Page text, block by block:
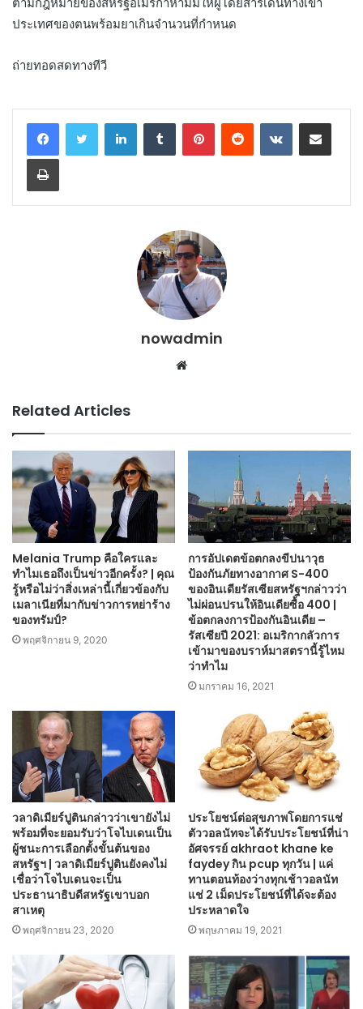
ตามกฎหมายของสหรัฐอเมริกาห้ามมิให้ผู้โดยสารเดินทางเข้า
ประเทศของตนพร้อมยาเกินจำนวนที่กำหนด
ถ่ายทอดสดทางทีวี
LinkedInTumblr PinterestReddit VKontakteShare via Email
Print
nowadmin
Website
Related Articles
Melania Trump คือใครและ
ทำไมเธอถึงเป็นข่าวอีกครั้ง? | คุณ
รู้หรือไม่ว่าสิ่งเหล่านี้เกี่ยวข้องกับ
เมลาเนียที่มากับข่าวการหย่าร้าง
ของทรัมป์?
พฤศจิกายน 9, 2020
การอัปเดตข้อตกลงขีปนาวุธ
ป้องกันภัยทางอากาศ S-400
ของอินเดียรัสเซียสหรัฐฯกล่าวว่า
ไม่ผ่อนปรนให้อินเดียซื้อ 400 |
ข้อตกลงการป้องกันอินเดีย –
รัสเซียปี 2021: อเมริกากลัวการ
เข้ามาของบราห์มาสตรานี้รู้ไหม
ว่าทำไม
มกราคม 16, 2021
วลาดิเมียร์ปูตินกล่าวว่าเขายังไม่
พร้อมที่จะยอมรับว่าโจไบเดนเป็น
ผู้ชนะการเลือกตั้งขั้นต้นของ
สหรัฐฯ | วลาดิเมียร์ปูตินยังคงไม่
เชื่อว่าโจไบเดนจะเป็น
ประธานาธิบดีสหรัฐเขาบอก
สาเหตุ
พฤศจิกายน 23, 2020
ประโยชน์ต่อสุขภาพโดยการแช่
ตัววอลนัทจะได้รับประโยชน์ที่น่า
อัศจรรย์ akhraot khane ke
faydey กิน pcup ทุกวัน | แค่
ทานตอนท้องว่างทุกเช้าวอลนัท
แช่ 2 เม็ดประโยชน์ที่ได้จะต้อง
ประหลาดใจ
พฤษภาคม 19, 2021